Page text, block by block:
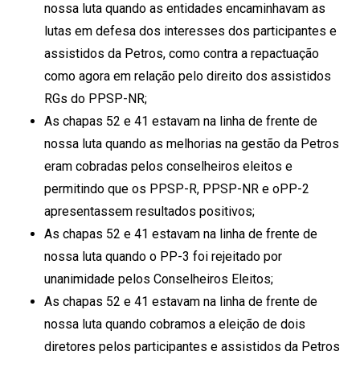
nossa luta quando as entidades encaminhavam as
lutas em defesa dos interesses dos participantes e
assistidos da Petros, como contra a repactuação
como agora em relação pelo direito dos assistidos
RGs do PPSP-NR;
As chapas 52 e 41 estavam na linha de frente de
nossa luta quando as melhorias na gestão da Petros
eram cobradas pelos conselheiros eleitos e
permitindo que os PPSP-R, PPSP-NR e oPP-2
apresentassem resultados positivos;
As chapas 52 e 41 estavam na linha de frente de
nossa luta quando o PP-3 foi rejeitado por
unanimidade pelos Conselheiros Eleitos;
As chapas 52 e 41 estavam na linha de frente de
nossa luta quando cobramos a eleição de dois
diretores pelos participantes e assistidos da Petros